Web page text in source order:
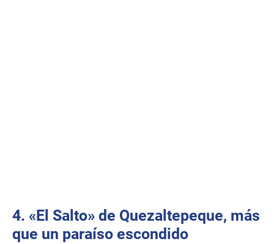
4. «El Salto» de Quezaltepeque, más
que un paraíso escondido